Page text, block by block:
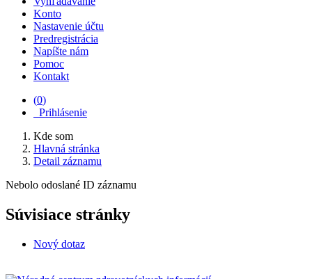
Konto
Nastavenie účtu
Predregistrácia
Napíšte nám
Pomoc
Kontakt
(0)
Prihlásenie
Kde som
Hlavná stránka
Detail záznamu
Nebolo odoslané ID záznamu
Súvisiace stránky
Nový dotaz